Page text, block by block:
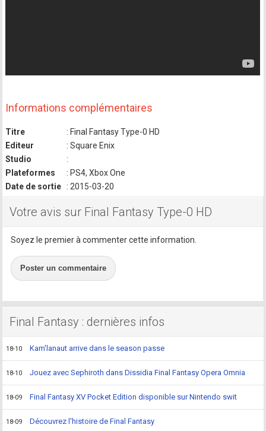
Informations complémentaires
Titre
: Final Fantasy Type-0 HD
Editeur
: Square Enix
Studio
:
Plateformes
: PS4, Xbox One
Date de sortie
: 2015-03-20
Votre avis sur Final Fantasy Type-0 HD
Soyez le premier à commenter cette information.
Poster un commentaire
Final Fantasy : dernières infos
18-10 Kam'lanaut arrive dans le season passe
18-10 Jouez avec Sephiroth dans Dissidia Final Fantasy Opera Omnia
18-09 Final Fantasy XV Pocket Edition disponible sur Nintendo swit
18-09 Découvrez l'histoire de Final Fantasy